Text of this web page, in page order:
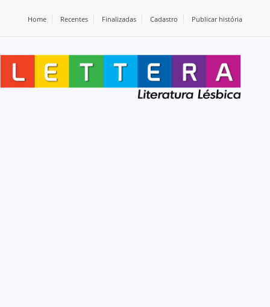
Home Recentes Finalizadas Cadastro Publicar história